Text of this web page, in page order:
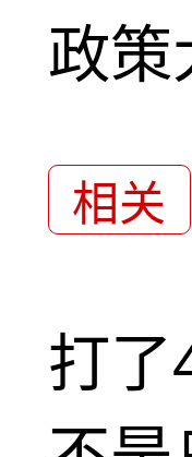
政策
相关
打了